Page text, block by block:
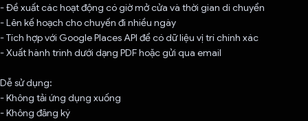
- Đề xuất các hoạt động có giờ mở cửa và thời gian di chuyển
- Lên kế hoạch cho chuyến đi nhiều ngày
- Tích hợp với Google Places API để có dữ liệu vị trí chính xác
- Xuất hành trình dưới dạng PDF hoặc gửi qua email
Dễ sử dụng:
- Không tải ứng dụng xuống
- Không đăng ký